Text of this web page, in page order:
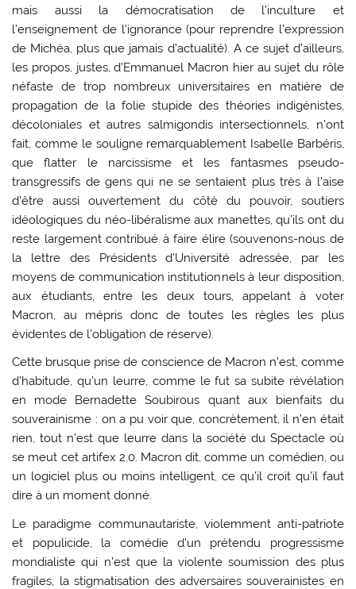
mais aussi la démocratisation de l’inculture et
l’enseignement de l’ignorance (pour reprendre l’expression
de Michéa, plus que jamais d’actualité). A ce sujet d’ailleurs,
les propos, justes, d’Emmanuel Macron hier au sujet du rôle
néfaste de trop nombreux universitaires en matière de
propagation de la folie stupide des théories indigénistes,
décoloniales et autres salmigondis intersectionnels, n’ont
fait, comme le souligne remarquablement Isabelle Barbéris,
que flatter le narcissisme et les fantasmes pseudo-
transgressifs de gens qui ne se sentaient plus très à l’aise
d’être aussi ouvertement du côté du pouvoir, soutiers
idéologiques du néo-libéralisme aux manettes, qu’ils ont du
reste largement contribué à faire élire (souvenons-nous de
la lettre des Présidents d’Université adressée, par les
moyens de communication institutionnels à leur disposition,
aux étudiants, entre les deux tours, appelant à voter
Macron, au mépris donc de toutes les règles les plus
évidentes de l’obligation de réserve).
Cette brusque prise de conscience de Macron n’est, comme
d’habitude, qu’un leurre, comme le fut sa subite révélation
en mode Bernadette Soubirous quant aux bienfaits du
souverainisme : on a pu voir que, concrètement, il n’en était
rien, tout n’est que leurre dans la société du Spectacle où
se meut cet artifex 2.0. Macron dit, comme un comédien, ou
un logiciel plus ou moins intelligent, ce qu’il croit qu’il faut
dire à un moment donné.
Le paradigme communautariste, violemment anti-patriote
et populicide, la comédie d’un prétendu progressisme
mondialiste qui n’est que la violente soumission des plus
fragiles, la stigmatisation des adversaires souverainistes en